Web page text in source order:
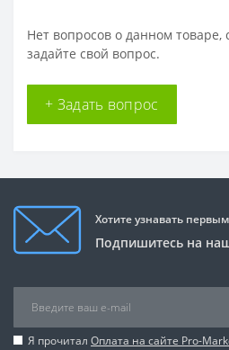
Нет вопросов о данном товаре,
задайте свой вопрос.
+ Задать вопрос
Хотите узнавать
Подпишитесь на
Я прочитал Оплата на сайте Pro-